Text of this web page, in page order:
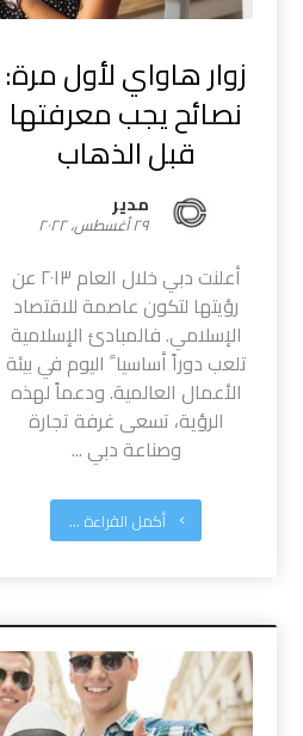
زوار هاواي لأول مرة:
نصائح يجب معرفتها
قبل الذهاب
مدیر
٢٩ أغسطس، ٢٠٢٢
أعلنت دبي خلال العام ٢٠١٣ عن
رؤيتها لتكون عاصمة للاقتصاد
الإسلامي. فالمبادئ الإسلامية
تلعب دوراً أساسيا ً اليوم في بيئة
الأعمال العالمية. ودعماً لهذه
الرؤية، تسعى غرفة تجارة
وصناعة دبي ...
أكمل القراءة ...